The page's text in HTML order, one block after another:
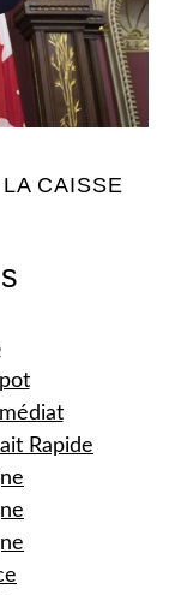
CAISSE
Rapide